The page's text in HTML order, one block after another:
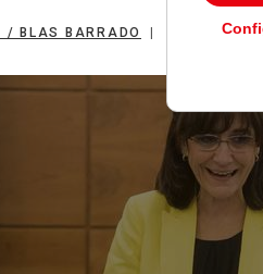
/ BLAS BARRADO POLÍTICA